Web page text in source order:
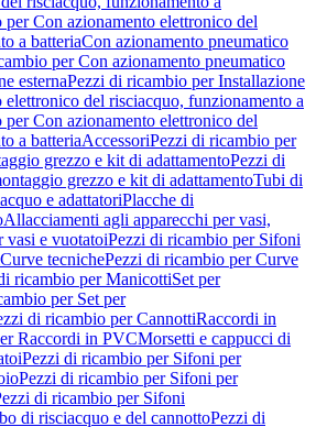
Con azionamento elettronico del
a batteriaCon azionamento pneumatico
per Con azionamento pneumatico
esternaPezzi di ricambio per Installazione
elettronico del risciacquo, funzionamento a
Con azionamento elettronico del
a batteriaAccessoriPezzi di ricambio per
grezzo e kit di adattamentoPezzi di
grezzo e kit di adattamentoTubi di
e adattatoriPlacche di
Allacciamenti agli apparecchi per vasi,
vasi e vuotatoiPezzi di ricambio per Sifoni
Curve tecnichePezzi di ricambio per Curve
ricambio per ManicottiSet per
per Set per
di ricambio per CannottiRaccordi in
Raccordi in PVCMorsetti e cappucci di
Pezzi di ricambio per Sifoni per
Pezzi di ricambio per Sifoni per
di ricambio per Sifoni
di risciacquo e del cannottoPezzi di